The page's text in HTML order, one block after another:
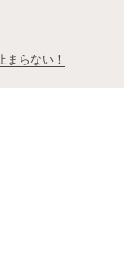
まらない！